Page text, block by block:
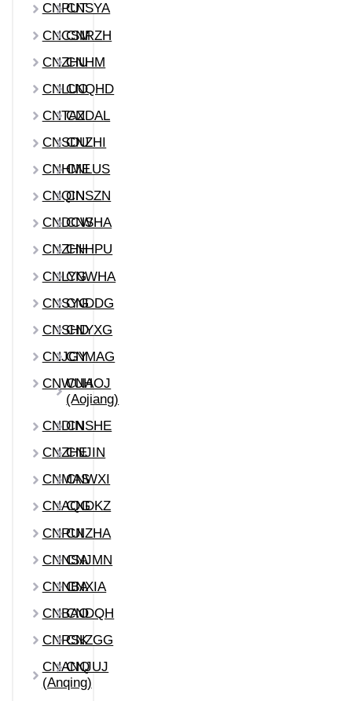
CNPUTCNSYA
CNCSM
CNRZH
CNZHU
CNHM
CNLUOCNQHD
CNTAZCNDAL
CNSDU
CNZHI
CNHME
CNLUS
CNQINCNSZN
CNDCW
CNSHA
CNZHHCNHPU
CNLYGCNWHA
CNSYGCNDDG
CNSHDCNYXG
CNJGYCNMAG
CNWUH
CNAOJ
(Aojiang)
CNDINCNSHE
CNZHE
CNJIN
CNMAS
CNWXI
CNAQG
CNDKZ
CNRUICNZHA
CNNSACNJMN
CNNBA
CNXIA
CNBAOCNDQH
CNRSKCNZGG
CNANQ
(Anqing)
CNJUJ